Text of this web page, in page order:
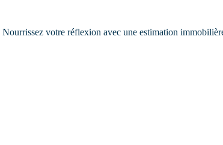
Nourrissez votre réflexion avec une estimation